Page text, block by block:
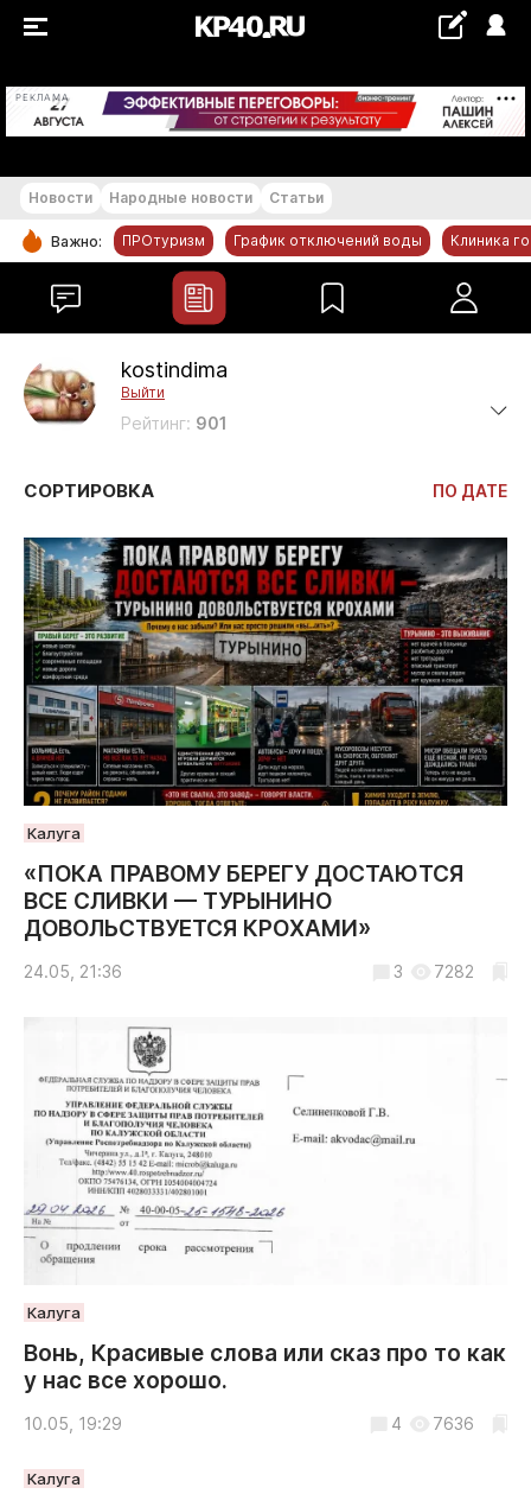
РЕКЛАМА +21...+22 °С
РУБРИКИ
Обнинск
Новости компаний
Статьи
Криминал
Культура
Недвижимость и ЖКХ
Образование
Общество
Погода
Праздники
Происшествия
Спорт
Экономика и бизнес
ПРОЕКТЫ
Блоги
Медиаперсона
Интересное чтиво
Клиника года
Бренд года
Работодатель года
Новости Народные новости Статьи
Важно: ПРОтуризм График отключений воды Клиника
kostindima
Выйти
Рейтинг: 901
СОРТИРОВКА ПО ДАТЕ
Калуга
«ПОКА ПРАВОМУ БЕРЕГУ ДОСТАЮТСЯ
ВСЕ СЛИВКИ — ТУРЫНИНО
ДОВОЛЬСТВУЕТСЯ КРОХАМИ»
24.05, 21:36 3 7282
Калуга
Вонь, Красивые слова или сказ про то как
у нас все хорошо.
10.05, 19:29 4 7636
Калуга